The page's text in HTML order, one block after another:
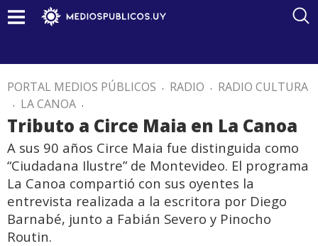
PORTAL MEDIOS PÚBLICOS . RADIO . RADIO CULTURA
. LA CANOA .
Tributo a Circe Maia en La Canoa
A sus 90 años Circe Maia fue distinguida como
“Ciudadana Ilustre” de Montevideo. El programa
La Canoa compartió con sus oyentes la
entrevista realizada a la escritora por Diego
Barnabé, junto a Fabián Severo y Pinocho
Routin.